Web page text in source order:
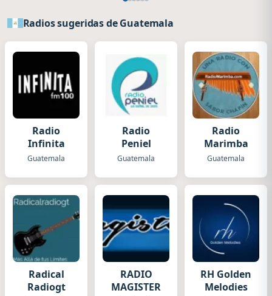
Radios sugeridas de Guatemala
Radio
Infinita
Guatemala
Radio
Peniel
Guatemala
Radio
Marimba
Guatemala
Radical
Radiogt
RADIO
MAGISTER
RH Golden
Melodies